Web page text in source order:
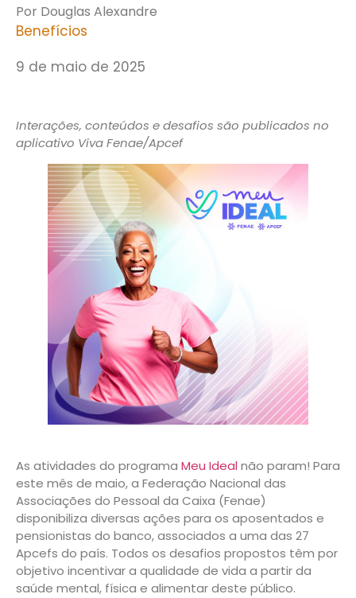
Por Douglas Alexandre
Benefícios
9 de maio de 2025
Interações, conteúdos e desafios são publicados no
aplicativo Viva Fenae/Apcef
As atividades do programa Meu Ideal não param! Para
este mês de maio, a Federação Nacional das
Associações do Pessoal da Caixa (Fenae)
disponibiliza diversas ações para os aposentados e
pensionistas do banco, associados a uma das 27
Apcefs do país. Todos os desafios propostos têm por
objetivo incentivar a qualidade de vida a partir da
saúde mental, física e alimentar deste público.